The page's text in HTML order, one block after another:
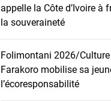
appelle la Côte d’Ivoire à
la souveraineté
Folimontani 2026/Culture
Farakoro mobilise sa
l’écoresponsabilité